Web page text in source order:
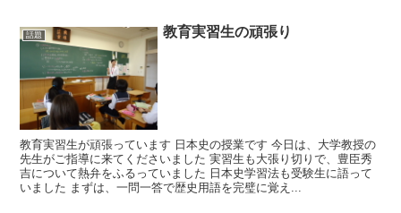
話題 教育実習生の頑張り
教育実習生が頑張っています 日本史の授業です 今日は、大学教授の
先生がご指導に来てくださいました 実習生も大張り切りで、豊臣秀
吉について熱弁をふるっていました 日本史学習法も受験生に語って
いました まずは、一問一答で歴史用語を完璧に覚え...